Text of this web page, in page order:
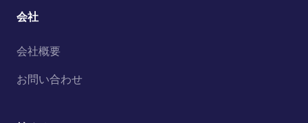
会社
会社概要
お問い合わせ